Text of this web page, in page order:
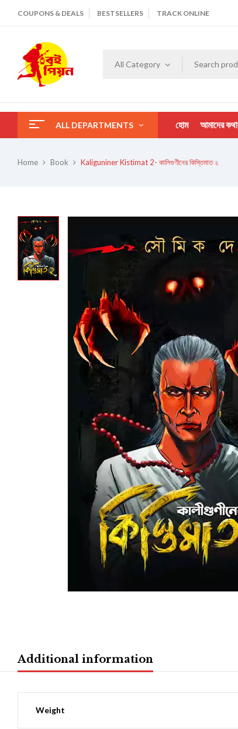
COUPONS & DEALS BESTSELLERS TRACK ONLINE
All Category
ALL DEPARTMENTS হোম আমাদের কথা
Home Book Kaliguniner Kistimat 2- কালিগুণীনের কিস্তিমাত ২
Additional information
Weight